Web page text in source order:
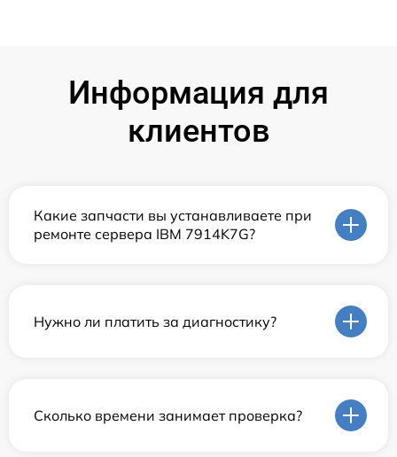
Информация для
клиентов
Какие запчасти вы устанавливаете при
ремонте сервера IBM 7914K7G?
Нужно ли платить за диагностику?
Сколько времени занимает проверка?